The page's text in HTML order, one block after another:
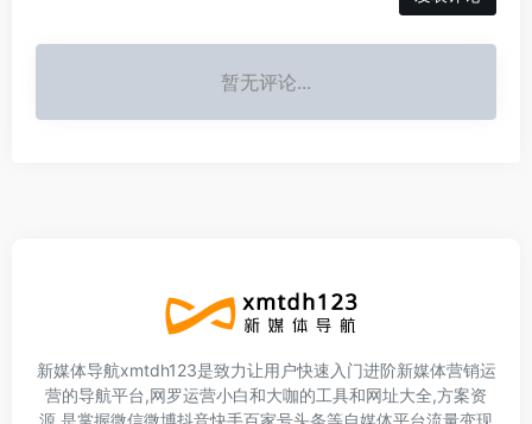
暂无评论...
新媒体导航xmtdh123是致力让用户快速入门进阶新媒体营销运
营的导航平台,网罗运营小白和大咖的工具和网址大全,方案资